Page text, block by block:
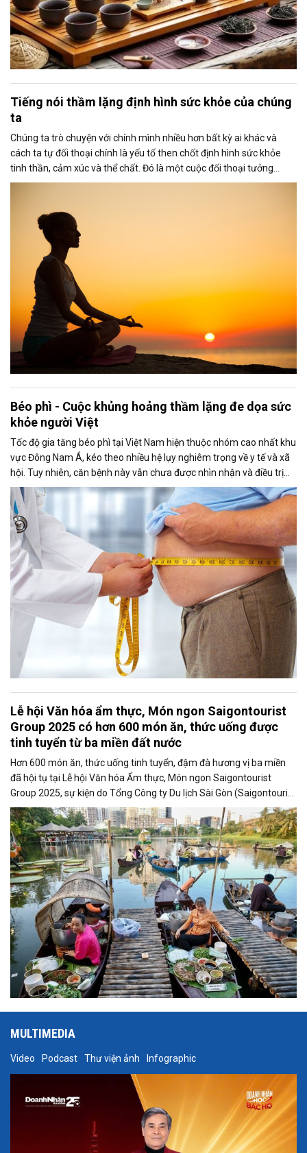
Tiếng nói thầm lặng định hình sức khỏe của chúng
ta
Chúng ta trò chuyện với chính mình nhiều hơn bất kỳ ai khác và
cách ta tự đối thoại chính là yếu tố then chốt định hình sức khỏe
tinh thần, cảm xúc và thể chất. Đó là một cuộc đối thoại tưởng
chừng vô hình nhưng mang sức mạnh chữa lành hoặc gây tổn
Béo phì - Cuộc khủng hoảng thầm lặng đe dọa sức
khỏe người Việt
Tốc độ gia tăng béo phì tại Việt Nam hiện thuộc nhóm cao nhất khu
vực Đông Nam Á, kéo theo nhiều hệ lụy nghiêm trọng về y tế và xã
hội. Tuy nhiên, căn bệnh này vẫn chưa được nhìn nhận và điều trị
đúng mức như một vấn đề mạn tính đáng lo ngại. Nếu không có
hành động kịp thời, Việt Nam có nguy cơ đánh mất cơ hội kiểm soát
tình hình. Đã đến lúc cần một chiến lược can thiệp toàn diện, vừa
quyết liệt vừa nhân văn, với sự tham gia đồng bộ của tất cả các
cấp, các ngành.
Lễ hội Văn hóa ẩm thực, Món ngon Saigontourist
Group 2025 có hơn 600 món ăn, thức uống được
tinh tuyển từ ba miền đất nước
Hơn 600 món ăn, thức uống tinh tuyển, đậm đà hương vị ba miền
đã hội tụ tại Lễ hội Văn hóa Ẩm thực, Món ngon Saigontourist
Group 2025, sự kiện do Tổng Công ty Du lịch Sài Gòn (Saigontourist
Group) tổ chức, tôn vinh tinh hoa ẩm thực Việt.
MULTIMEDIA
Video Podcast Thư viện ảnh Infographic